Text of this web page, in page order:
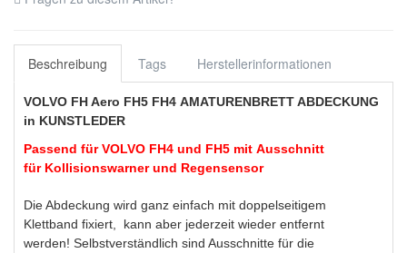
Beschreibung Tags Herstellerinformationen
VOLVO FH Aero FH5 FH4 AMATURENBRETT ABDECKUNG
in KUNSTLEDER
Passend für VOLVO FH4 und FH5 mit Ausschnitt
für Kollisionswarner und Regensensor
Die Abdeckung wird ganz einfach mit doppelseitigem
Klettband fixiert, kann aber jederzeit wieder entfernt
werden! Selbstverständlich sind Ausschnitte für die